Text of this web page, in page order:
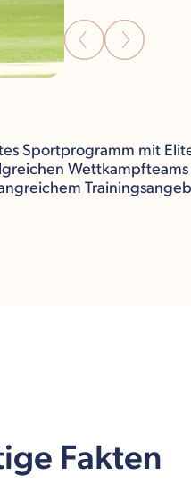
Sportprogramm mit
Fakten